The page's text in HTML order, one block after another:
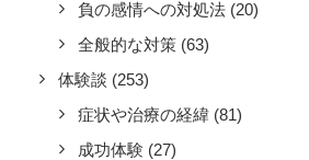
負の感情への対処法 (20)
全般的な対策 (63)
体験談 (253)
症状や治療の経緯 (81)
成功体験 (27)